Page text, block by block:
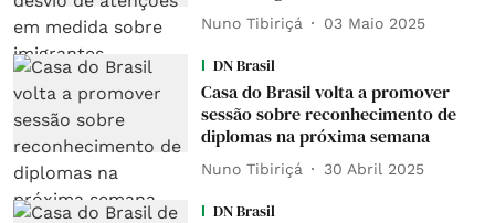
Nuno Tibiriçá 03 Maio 2025
DN Brasil
Casa do Brasil volta a promover
sessão sobre reconhecimento de
diplomas na próxima semana
Nuno Tibiriçá 30 Abril 2025
DN Brasil